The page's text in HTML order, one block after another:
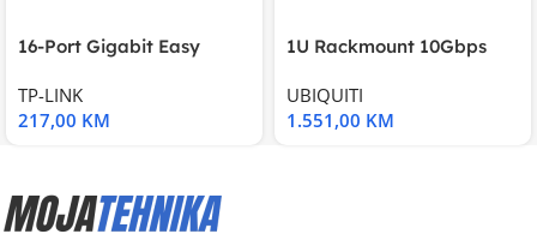
16-Port Gigabit Easy
TP-LINK
217,00 KM
1U Rackmount 10Gbps
UBIQUITI
1.551,00 KM